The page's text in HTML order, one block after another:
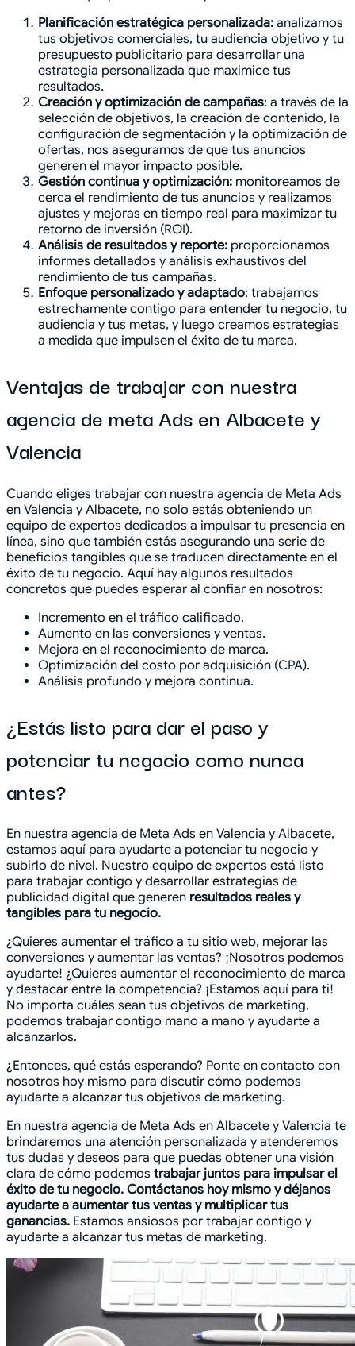
Planificación estratégica personalizada: analizamos
tus objetivos comerciales, tu audiencia objetivo y tu
presupuesto publicitario para desarrollar una
estrategia personalizada que maximice tus
resultados.
Creación y optimización de campañas: a través de la
selección de objetivos, la creación de contenido, la
configuración de segmentación y la optimización de
ofertas, nos aseguramos de que tus anuncios
generen el mayor impacto posible.
Gestión continua y optimización: monitoreamos de
cerca el rendimiento de tus anuncios y realizamos
ajustes y mejoras en tiempo real para maximizar tu
retorno de inversión (ROI).
Análisis de resultados y reporte: proporcionamos
informes detallados y análisis exhaustivos del
rendimiento de tus campañas.
Enfoque personalizado y adaptado: trabajamos
estrechamente contigo para entender tu negocio, tu
audiencia y tus metas, y luego creamos estrategias
a medida que impulsen el éxito de tu marca.
Ventajas de trabajar con nuestra
agencia de meta Ads en Albacete y
Valencia
Cuando eliges trabajar con nuestra agencia de Meta Ads
en Valencia y Albacete, no solo estás obteniendo un
equipo de expertos dedicados a impulsar tu presencia en
línea, sino que también estás asegurando una serie de
beneficios tangibles que se traducen directamente en el
éxito de tu negocio. Aquí hay algunos resultados
concretos que puedes esperar al confiar en nosotros:
Incremento en el tráfico calificado.
Aumento en las conversiones y ventas.
Mejora en el reconocimiento de marca.
Optimización del costo por adquisición (CPA).
Análisis profundo y mejora continua.
¿Estás listo para dar el paso y
potenciar tu negocio como nunca
antes?
En nuestra agencia de Meta Ads en Valencia y Albacete,
estamos aquí para ayudarte a potenciar tu negocio y
subirlo de nivel. Nuestro equipo de expertos está listo
para trabajar contigo y desarrollar estrategias de
publicidad digital que generen resultados reales y
tangibles para tu negocio.
¿Quieres aumentar el tráfico a tu sitio web, mejorar las
conversiones y aumentar las ventas? ¡Nosotros podemos
ayudarte! ¿Quieres aumentar el reconocimiento de marca
y destacar entre la competencia? ¡Estamos aquí para ti!
No importa cuáles sean tus objetivos de marketing,
podemos trabajar contigo mano a mano y ayudarte a
alcanzarlos.
¿Entonces, qué estás esperando? Ponte en contacto con
nosotros hoy mismo para discutir cómo podemos
ayudarte a alcanzar tus objetivos de marketing.
En nuestra agencia de Meta Ads en Albacete y Valencia te
brindaremos una atención personalizada y atenderemos
tus dudas y deseos para que puedas obtener una visión
clara de cómo podemos trabajar juntos para impulsar el
éxito de tu negocio. Contáctanos hoy mismo y déjanos
ayudarte a aumentar tus ventas y multiplicar tus
ganancias. Estamos ansiosos por trabajar contigo y
ayudarte a alcanzar tus metas de marketing.